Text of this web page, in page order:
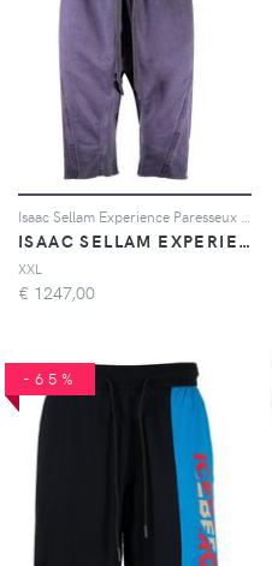
ISAAC SELLAM EXPERIENCE
XXL
€ 1247,00
-65%